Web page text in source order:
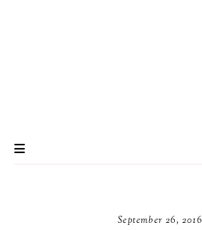
September 26, 2016